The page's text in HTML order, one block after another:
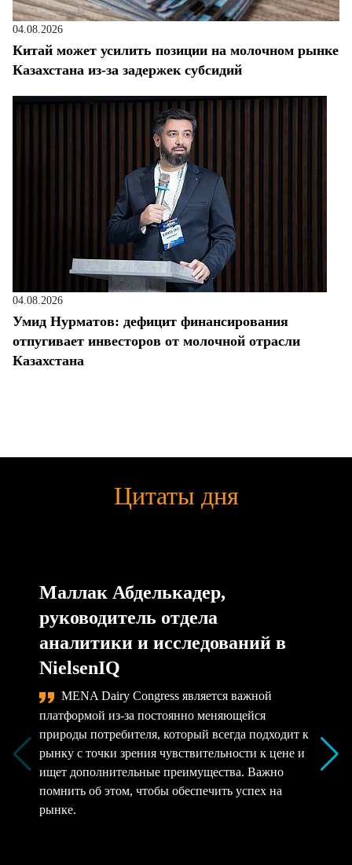
04.08.2026
Китай может усилить позиции на молочном рынке
Казахстана из-за задержек субсидий
04.08.2026
Умид Нурматов: дефицит финансирования
отпугивает инвесторов от молочной отрасли
Казахстана
Цитаты дня
Маллак Абделькадер,
руководитель отдела
аналитики и исследований в
NielsenIQ
MENA Dairy Congress является важной
платформой из-за постоянно меняющейся
природы потребителя, который всегда подходит к
рынку с точки зрения чувствительности к цене и
ищет дополнительные преимущества. Важно
помнить об этом, чтобы обеспечить успех на
рынке.